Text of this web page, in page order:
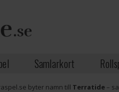
Samlarkort
byter namn till Terratide–